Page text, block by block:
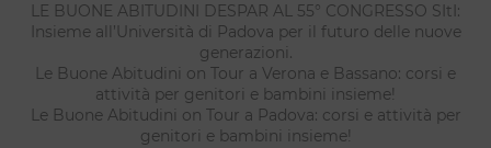
LE BUONE ABITUDINI DESPAR AL 55° CONGRESSO SItI:
Insieme all’Università di Padova per il futuro delle nuove
generazioni.
Le Buone Abitudini on Tour a Verona e Bassano: corsi e
attività per genitori e bambini insieme!
Le Buone Abitudini on Tour a Padova: corsi e attività per
genitori e bambini insieme!